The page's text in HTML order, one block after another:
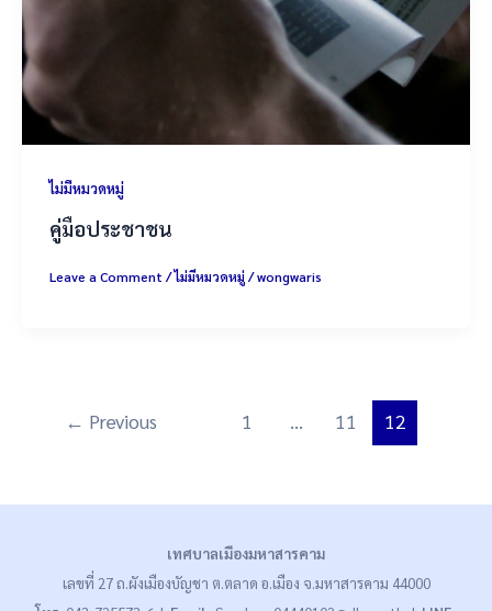
ไม่มีหมวดหมู่
คู่มือประชาชน
Leave a Comment /ไม่มีหมวดหมู่ /wongwaris
← Previous 1 … 11 12
เทศบาลเมืองมหาสารคาม
เลขที่ 27 ถ.ผังเมืองบัญชา ต.ตลาด อ.เมือง จ.มหาสารคาม 44000